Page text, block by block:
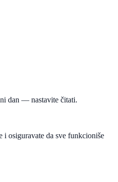
dan — nastavite čitati.
osiguravate da sve funkcioniše